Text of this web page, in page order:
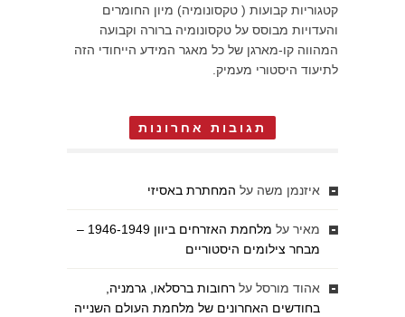
קטגוריות קבועות ( טקסונומיה) מיון החומרים
והעדויות מבוסס על טקסונומיה ברורה וקבועה
המהווה קו-מארגן של כל מאגר המידע הייחודי הזה
לתיעוד היסטורי מעמיק.
תגובות אחרונות
איזנמן משה על המחתרת באסיזי
מאיר על
מלחמת האזרחים ביוון 1946-1949 –
מבחר צילומים היסטוריים
אהוד מורסל על רחובות ברסלאו, גרמניה,
בחודשים האחרונים של מלחמת העולם השנייה